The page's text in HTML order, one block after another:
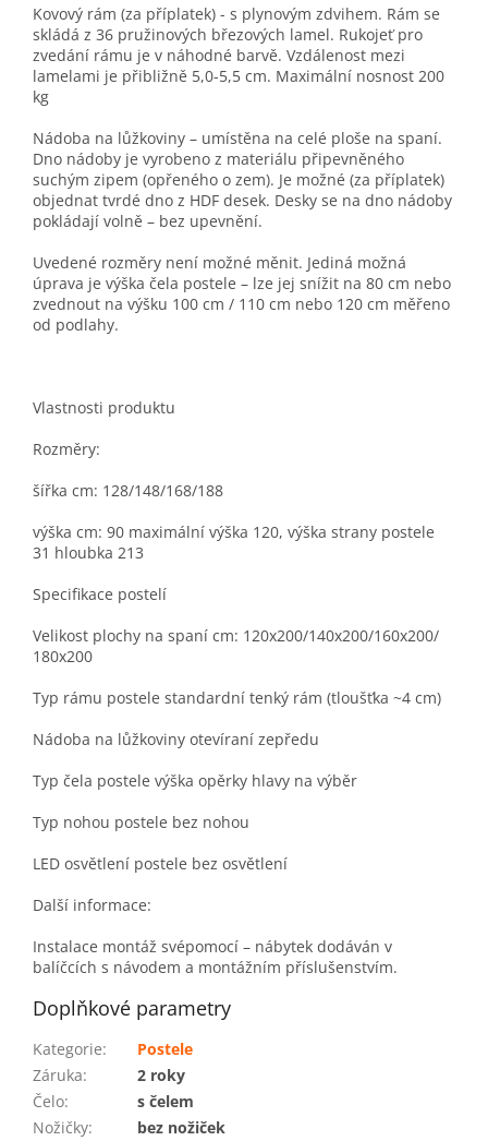
Kovový rám (za příplatek) - s plynovým zdvihem. Rám se
skládá z 36 pružinových březových lamel. Rukojeť pro
zvedání rámu je v náhodné barvě. Vzdálenost mezi
lamelami je přibližně 5,0-5,5 cm. Maximální nosnost 200
kg
Nádoba na lůžkoviny – umístěna na celé ploše na spaní.
Dno nádoby je vyrobeno z materiálu připevněného
suchým zipem (opřeného o zem). Je možné (za příplatek)
objednat tvrdé dno z HDF desek. Desky se na dno nádoby
pokládají volně – bez upevnění.
Uvedené rozměry není možné měnit. Jediná možná
úprava je výška čela postele – lze jej snížit na 80 cm nebo
zvednout na výšku 100 cm / 110 cm nebo 120 cm měřeno
od podlahy.
Vlastnosti produktu
Rozměry:
šířka cm: 128/148/168/188
výška cm: 90 maximální výška 120, výška strany postele
31 hloubka 213
Specifikace postelí
Velikost plochy na spaní cm: 120x200/140x200/160x200/
180x200
Typ rámu postele standardní tenký rám (tloušťka ~4 cm)
Nádoba na lůžkoviny otevíraní zepředu
Typ čela postele výška opěrky hlavy na výběr
Typ nohou postele bez nohou
LED osvětlení postele bez osvětlení
Další informace:
Instalace montáž svépomocí – nábytek dodáván v
balíčcích s návodem a montážním příslušenstvím.
Doplňkové parametry
Kategorie:
Postele
Záruka:
2 roky
Čelo:
s čelem
Nožičky:
bez nožiček